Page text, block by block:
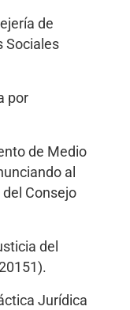
de
Sociales
por
de Medio
al
Consejo
del
Jurídica